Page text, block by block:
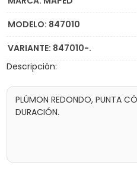
MODELO: 847010
VARIANTE: 847010-.
Descripción: